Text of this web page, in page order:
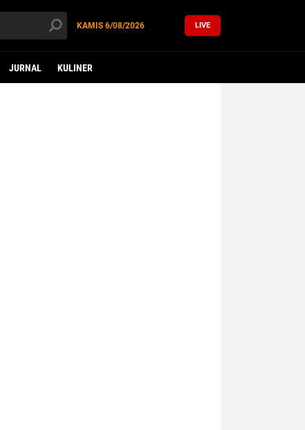
KAMIS 6/08/2026 LIVE
JURNAL KULINER